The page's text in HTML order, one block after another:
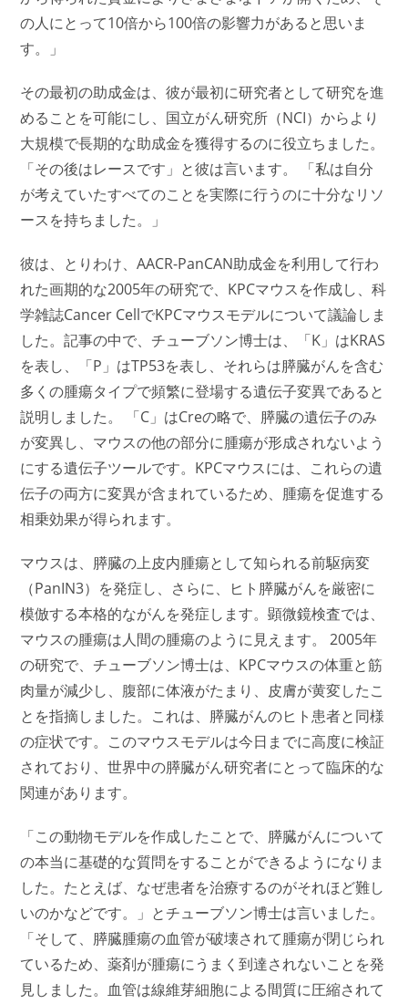
の人にとって10倍から100倍の影響力があると思いま
す。」
その最初の助成金は、彼が最初に研究者として研究を進
めることを可能にし、国立がん研究所（NCI）からより
大規模で長期的な助成金を獲得するのに役立ちました。
「その後はレースです」と彼は言います。 「私は自分
が考えていたすべてのことを実際に行うのに十分なリソ
ースを持ちました。」
彼は、とりわけ、AACR-PanCAN助成金を利用して行わ
れた画期的な2005年の研究で、KPCマウスを作成し、科
学雑誌Cancer CellでKPCマウスモデルについて議論しま
した。記事の中で、チューブソン博士は、「K」はKRAS
を表し、「P」はTP53を表し、それらは膵臓がんを含む
多くの腫瘍タイプで頻繁に登場する遺伝子変異であると
説明しました。 「C」はCreの略で、膵臓の遺伝子のみ
が変異し、マウスの他の部分に腫瘍が形成されないよう
にする遺伝子ツールです。KPCマウスには、これらの遺
伝子の両方に変異が含まれているため、腫瘍を促進する
相乗効果が得られます。
マウスは、膵臓の上皮内腫瘍として知られる前駆病変
（PanIN3）を発症し、さらに、ヒト膵臓がんを厳密に
模倣する本格的ながんを発症します。顕微鏡検査では、
マウスの腫瘍は人間の腫瘍のように見えます。 2005年
の研究で、チューブソン博士は、KPCマウスの体重と筋
肉量が減少し、腹部に体液がたまり、皮膚が黄変したこ
とを指摘しました。これは、膵臓がんのヒト患者と同様
の症状です。このマウスモデルは今日までに高度に検証
されており、世界中の膵臓がん研究者にとって臨床的な
関連があります。
「この動物モデルを作成したことで、膵臓がんについて
の本当に基礎的な質問をすることができるようになりま
した。たとえば、なぜ患者を治療するのがそれほど難し
いのかなどです。」とチューブソン博士は言いました。
「そして、膵臓腫瘍の血管が破壊されて腫瘍が閉じられ
ているため、薬剤が腫瘍にうまく到達されないことを発
見しました。血管は線維芽細胞による間質に圧縮されて